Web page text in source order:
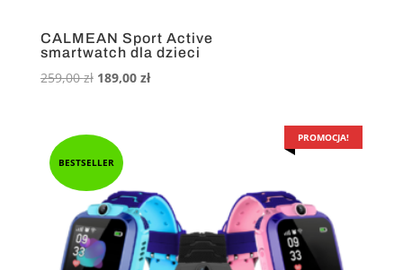
CALMEAN Sport Active
smartwatch dla dzieci
259,00zł Pierwotna
259,00 zł.
189,00 złAktualna
BESTSELLER
PROMOCJA!